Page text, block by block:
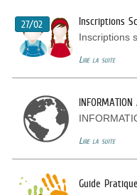
27/02 Inscriptions
Inscriptions
Lire la suite
Lire la suite
Guide